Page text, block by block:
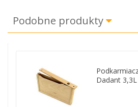
Podobne produkty
Dadant 3,3L